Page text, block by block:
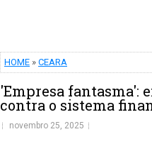
HOME » CEARA
'Empresa fantasma':
contra o sistema
novembro 25, 2025